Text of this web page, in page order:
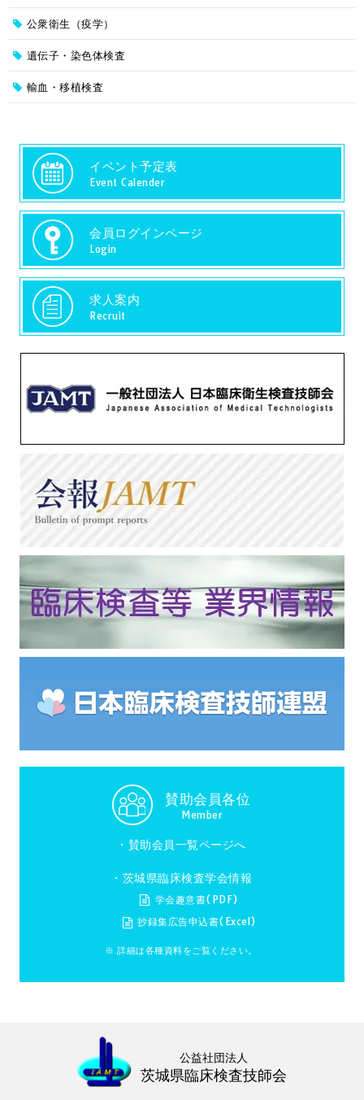
公衆衛生（疫学）
遺伝子・染色体検査
輸血・移植検査
イベント予定表
Event Calender
会員ログインページ
Login
求人案内
Recruit
賛助会員各位
Member
・ 賛助会員一覧ページへ
・茨城県臨床検査学会情報
学会趣意書(PDF)
抄録集広告申込書(Excel)
※ 詳細は各種資料をご覧ください。
公益社団法人
茨城県臨床検査技師会